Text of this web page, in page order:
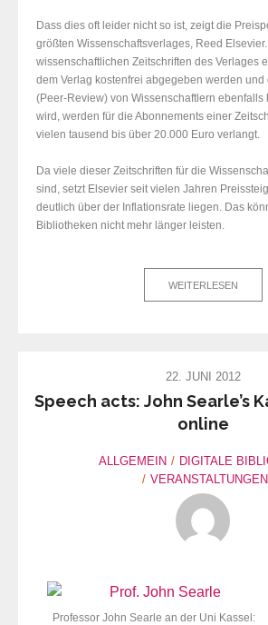
Dass dies oft leider nicht so ist, zeigt die
größten Wissenschaftsverlages, Reed
wissenschaftlichen Zeitschriften des Verlages
dem Verlag kostenfrei abgegeben werden und
(Peer-Review) von Wissenschaftlern ebenfalls
wird, werden für die Abonnements einer
vielen tausend bis über 20.000 Euro verlangt.
Da viele dieser Zeitschriften für die
sind, setzt Elsevier seit vielen Jahren
deutlich über der Inflationsrate liegen. Das
Bibliotheken nicht mehr länger leisten.
WEITERLESEN
22. JUNI 2012
Speech acts: John Searle’s
online
ALLGEMEIN
DIGITALE
VERANSTALTUNGEN
Professor John Searle an der Uni Kassel: